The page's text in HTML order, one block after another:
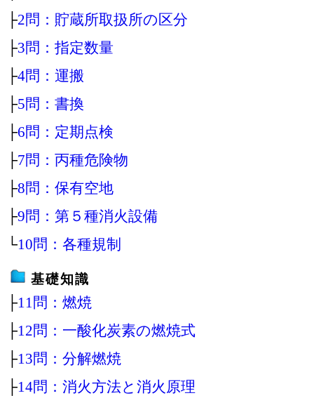
├2問：貯蔵所取扱所の区分
├3問：指定数量
├4問：運搬
├5問：書換
├6問：定期点検
├7問：丙種危険物
├8問：保有空地
├9問：第５種消火設備
└10問：各種規制
基礎知識
├11問：燃焼
├12問：一酸化炭素の燃焼式
├13問：分解燃焼
├14問：消火方法と消火原理